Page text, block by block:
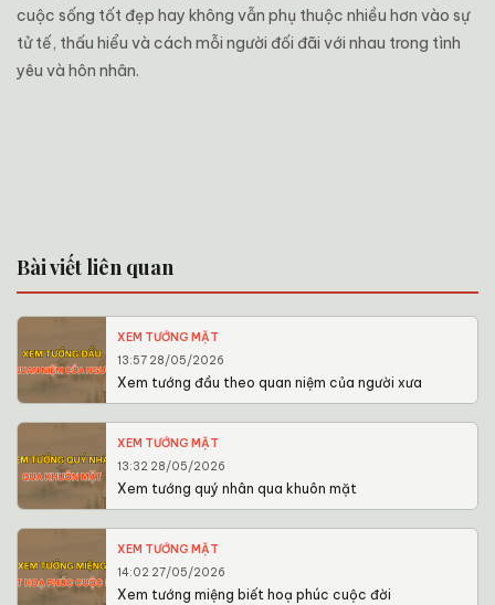
cuộc sống tốt đẹp hay không vẫn phụ thuộc nhiều hơn vào sự
tử tế, thấu hiểu và cách mỗi người đối đãi với nhau trong tình
yêu và hôn nhân.
Bài viết liên quan
XEM TƯỚNG MẶT
13:57 28/05/2026
Xem tướng đầu theo quan niệm của người xưa
XEM TƯỚNG MẶT
13:32 28/05/2026
Xem tướng quý nhân qua khuôn mặt
XEM TƯỚNG MẶT
14:02 27/05/2026
Xem tướng miệng biết hoạ phúc cuộc đời